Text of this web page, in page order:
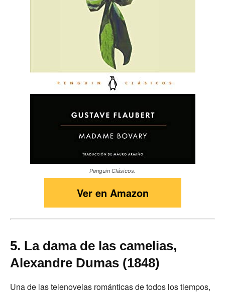
Penguin Clásicos.
Ver en Amazon
5. La dama de las camelias,
Alexandre Dumas (1848)
Una de las telenovelas románticas de todos los tiempos,